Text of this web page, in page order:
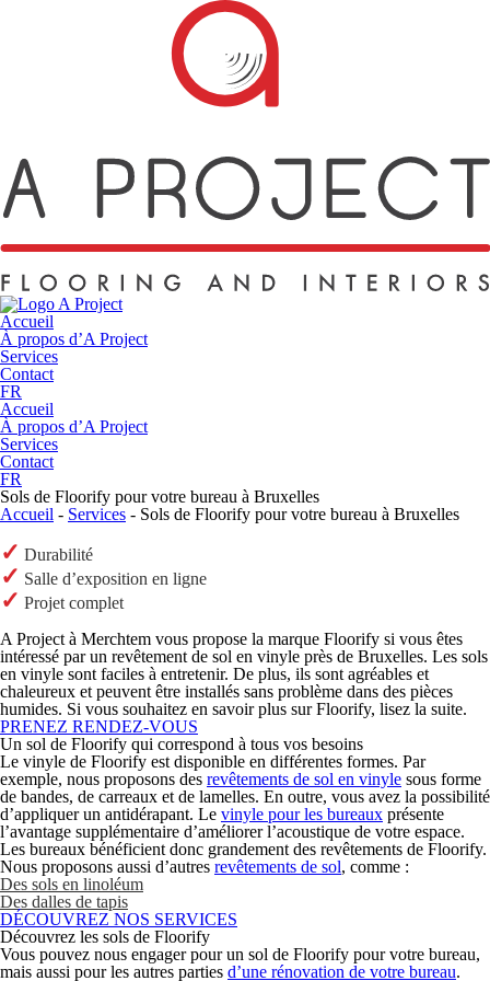
Accueil
À propos d’A Project
Services
Contact
FR
Accueil
À propos d’A Project
Services
Contact
FR
Sols de Floorify pour votre bureau à Bruxelles
Accueil - Services - Sols de Floorify pour votre bureau à Bruxelles
✓ Durabilité
✓ Salle d’exposition en ligne
✓ Projet complet
A Project à Merchtem vous propose la marque Floorify si vous êtes
intéressé par un revêtement de sol en vinyle près de Bruxelles. Les sols
en vinyle sont faciles à entretenir. De plus, ils sont agréables et
chaleureux et peuvent être installés sans problème dans des pièces
humides. Si vous souhaitez en savoir plus sur Floorify, lisez la suite.
PRENEZ RENDEZ-VOUS
Un sol de Floorify qui correspond à tous vos besoins
Le vinyle de Floorify est disponible en différentes formes. Par
exemple, nous proposons des revêtements de sol en vinyle sous forme
de bandes, de carreaux et de lamelles. En outre, vous avez la possibilité
d’appliquer un antidérapant. Le vinyle pour les bureaux présente
l’avantage supplémentaire d’améliorer l’acoustique de votre espace.
Les bureaux bénéficient donc grandement des revêtements de Floorify.
Nous proposons aussi d’autres revêtements de sol, comme :
Des sols en linoléum
Des dalles de tapis
DÉCOUVREZ NOS SERVICES
Découvrez les sols de Floorify
Vous pouvez nous engager pour un sol de Floorify pour votre bureau,
mais aussi pour les autres parties d’une rénovation de votre bureau.